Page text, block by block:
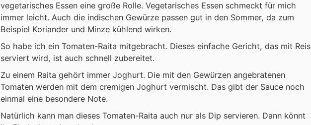
vegetarisches Essen eine große Rolle. Vegetarisches Essen schmeckt für mich
immer leicht. Auch die indischen Gewürze passen gut in den Sommer, da zum
Beispiel Koriander und Minze kühlend wirken.
So habe ich ein Tomaten-Raita mitgebracht. Dieses einfache Gericht, das mit Reis
serviert wird, ist auch schnell zubereitet.
Zu einem Raita gehört immer Joghurt. Die mit den Gewürzen angebratenen
Tomaten werden mit dem cremigen Joghurt vermischt. Das gibt der Sauce noch
einmal eine besondere Note.
Natürlich kann man dieses Tomaten-Raita auch nur als Dip servieren. Dann könnt